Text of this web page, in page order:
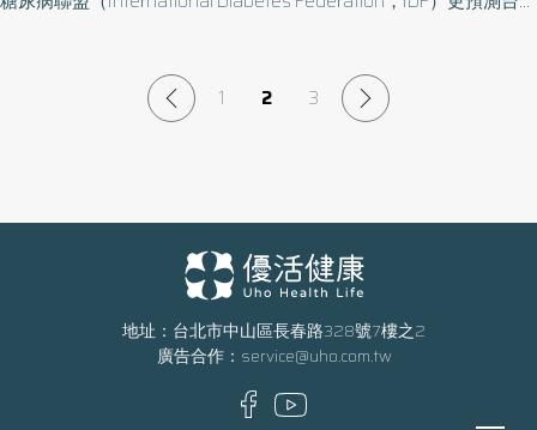
多數人減重屢戰屢敗的原因。 減重如果沒有採用健康安全的方式，
由於必須長時間空腹，可能導致膽汁濃稠滯留，或是誘發胃食道逆
流與胃潰瘍；比起極端飲食控制，更應該採取的像是「蔬果多及多
果；當真正面臨過胖問題已經試過多次傳統減重無效，或不適合侵
入性手術的族群，林峰年醫師表示，目前有一種「胃肉毒注射療
程」，是透過將肉毒桿菌素注射至胃壁肌肉層，抑制神經傳導、減
緩胃蠕動，進而延長胃排空時間，降低食量與熱量攝取，同時也能
夠直接作用迷走神經，有效降低食慾，是目前算是最安全有效的方
之一可能與血糖與肥胖交互影響的惡性循環相關，造成的共病與死
亡風險也大增，腸泌素作為糖尿病的新治療趨勢，可同時控制體重
1 2 3
地址：台北市中山區長春路328號7樓之2
廣告合作： service@uho.com.tw